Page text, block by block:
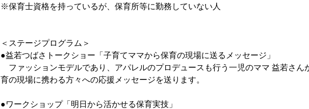
※保育士資格を持っているが、保育所等に勤務していない人
＜ステージプログラム＞
●益若つばさトークショー「子育てママから保育の現場に送るメッセージ」
ファッションモデルであり、アパレルのプロデュースも行う一児のママ 益若さん
育の現場に携わる方々への応援メッセージを送ります。
●ワークショップ「明日から活かせる保育実技」